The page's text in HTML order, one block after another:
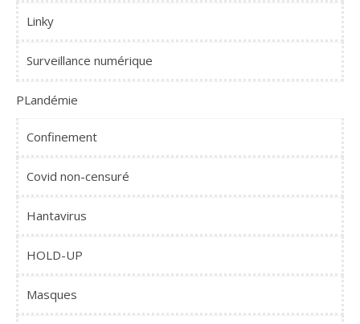
Linky
Surveillance numérique
PLandémie
Confinement
Covid non-censuré
Hantavirus
HOLD-UP
Masques